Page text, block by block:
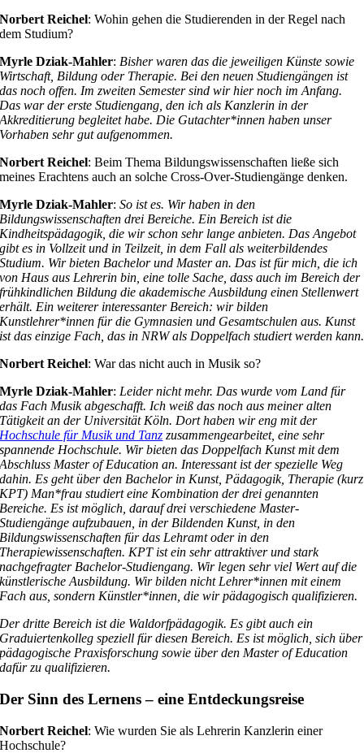
Norbert Reichel: Wohin gehen die Studierenden in der Regel nach
dem Studium?
Myrle Dziak-Mahler: Bisher waren das die jeweiligen Künste sowie
Wirtschaft, Bildung oder Therapie. Bei den neuen Studiengängen ist
das noch offen. Im zweiten Semester sind wir hier noch im Anfang.
Das war der erste Studiengang, den ich als Kanzlerin in der
Akkreditierung begleitet habe. Die Gutachter*innen haben unser
Vorhaben sehr gut aufgenommen.
Norbert Reichel: Beim Thema Bildungswissenschaften ließe sich
meines Erachtens auch an solche Cross-Over-Studiengänge denken.
Myrle Dziak-Mahler:So ist es. Wir haben in den
Bildungswissenschaften drei Bereiche. Ein Bereich ist die
Kindheitspädagogik, die wir schon sehr lange anbieten. Das Angebot
gibt es in Vollzeit und in Teilzeit, in dem Fall als weiterbildendes
Studium. Wir bieten Bachelor und Master an. Das ist für mich, die ich
von Haus aus Lehrerin bin, eine tolle Sache, dass auch im Bereich der
frühkindlichen Bildung die akademische Ausbildung einen Stellenwert
erhält. Ein weiterer interessanter Bereich: wir bilden
Kunstlehrer*innen für die Gymnasien und Gesamtschulen aus. Kunst
ist das einzige Fach, das in NRW als Doppelfach studiert werden kann.
Norbert Reichel: War das nicht auch in Musik so?
Myrle Dziak-Mahler: Leider nicht mehr. Das wurde vom Land für
das Fach Musik abgeschafft. Ich weiß das noch aus meiner alten
Tätigkeit an der Universität Köln. Dort haben wir eng mit der
Hochschule für Musik und Tanz zusammengearbeitet, eine sehr
spannende Hochschule. Wir bieten das Doppelfach Kunst mit dem
Abschluss Master of Education an. Interessant ist der spezielle Weg
dahin. Es geht über den Bachelor in Kunst, Pädagogik, Therapie (kurz
KPT) Man*frau studiert eine Kombination der drei genannten
Bereiche. Es ist möglich, darauf drei verschiedene Master-
Studiengänge aufzubauen, in der Bildenden Kunst, in den
Bildungswissenschaften für das Lehramt oder in den
Therapiewissenschaften. KPT ist ein sehr attraktiver und stark
nachgefragter Bachelor-Studiengang. Wir legen sehr viel Wert auf die
künstlerische Ausbildung. Wir bilden nicht Lehrer*innen mit einem
Fach aus, sondern Künstler*innen, die wir pädagogisch qualifizieren.
Der dritte Bereich ist die Waldorfpädagogik. Es gibt auch ein
Graduiertenkolleg speziell für diesen Bereich. Es ist möglich, sich über
pädagogische Praxisforschung sowie über den Master of Education
dafür zu qualifizieren.
Der Sinn des Lernens – eine Entdeckungsreise
Norbert Reichel: Wie wurden Sie als Lehrerin Kanzlerin einer
Hochschule?